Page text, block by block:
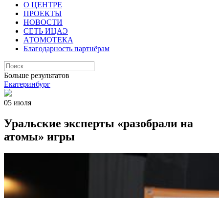
О ЦЕНТРЕ
ПРОЕКТЫ
НОВОСТИ
СЕТЬ ИЦАЭ
АТОМОТЕКА
Благодарность партнёрам
Больше результатов
Екатеринбург
05 июля
Уральские эксперты «разобрали на
атомы» игры